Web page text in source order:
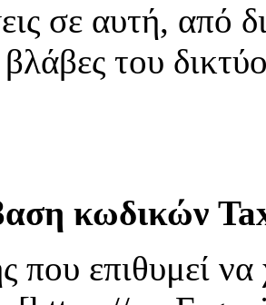
σε αυτή, από
του
κωδικών
που επιθυμεί να